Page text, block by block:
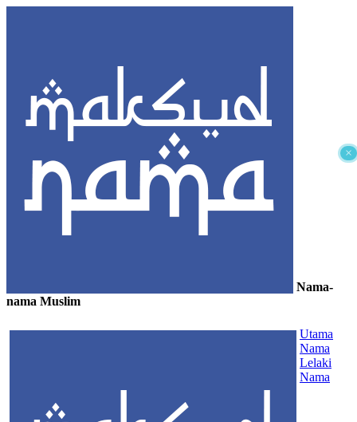
×
Nama-
nama Muslim
Utama
Nama
Lelaki
Nama